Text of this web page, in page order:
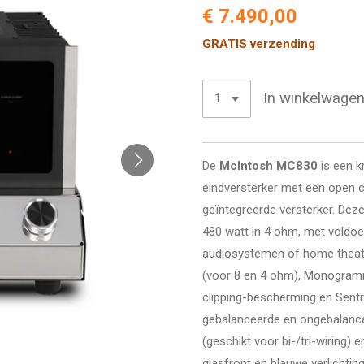
€ 7.490,00
GRATIS verzending
In
De McIntosh MC830 is een
eindversterker met een open
geïntegreerde versterker.
480 watt in 4 ohm, met
audiosystemen of home
(voor 8 en 4 ohm),
clipping-bescherming en
gebalanceerde en
(geschikt voor bi-/tri-wiring)